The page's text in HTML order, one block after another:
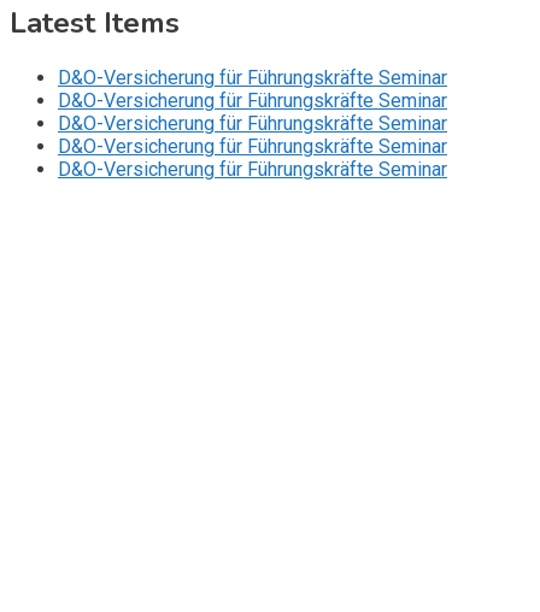
Latest Items
D&O-Versicherung für Führungskräfte Seminar
D&O-Versicherung für Führungskräfte Seminar
D&O-Versicherung für Führungskräfte Seminar
D&O-Versicherung für Führungskräfte Seminar
D&O-Versicherung für Führungskräfte Seminar